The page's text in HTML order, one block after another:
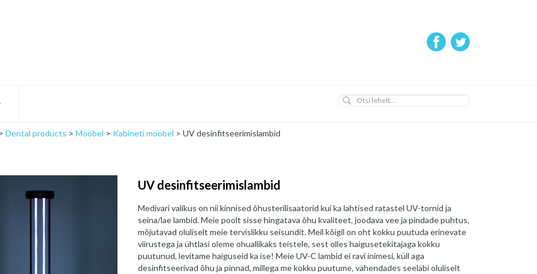
Dental products > Mööbel > Kabineti mööbel > UV desinfitseerimislambid
UV desinfitseerimislambid
Medivari valikus on nii kinnised õhusterilisaatorid kui ka lahtised ratastel UV-tornid ja
seina/lae lambid. Meie poolt sisse hingatava õhu kvaliteet, joodava vee ja pindade puhtus,
mõjutavad oluliselt meie tervislikku seisundit. Meil kõigil on oht kokku puutuda erinevate
viirustega ja ühtlasi oleme ohuallikaks teistele, sest olles haigusetekitajaga kokku
puutunud, levitame haiguseid ka ise! Meie UV-C lambid ei ravi inimesi, küll aga
desinfitseerivad õhu ja pinnad, millega me kokku puutume, vähendades seeläbi oluliselt